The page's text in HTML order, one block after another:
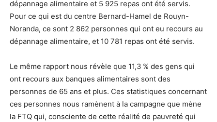
dépannage alimentaire et 5 925 repas ont été servis.
Pour ce qui est du centre Bernard-Hamel de Rouyn-
Noranda, ce sont 2 862 personnes qui ont eu recours au
dépannage alimentaire, et 10 781 repas ont été servis.
Le même rapport nous révèle que 11,3 % des gens qui
ont recours aux banques alimentaires sont des
personnes de 65 ans et plus. Ces statistiques concernant
ces personnes nous ramènent à la campagne que mène
la FTQ qui, consciente de cette réalité de pauvreté qui